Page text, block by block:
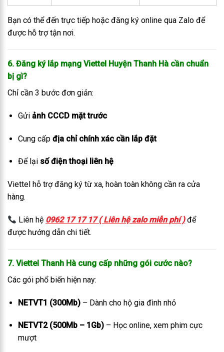
Bạn có thể đến trực tiếp hoặc đăng ký online qua Zalo để
được hỗ trợ tận nơi.
6. Đăng ký lắp mạng Viettel Huyện Thanh Hà cần chuẩn
bị gì?
Chỉ cần 3 bước đơn giản:
Gửi ảnh CCCD mặt trước
Cung cấp địa chỉ chính xác cần lắp đặt
Để lại số điện thoại liên hệ
Viettel hỗ trợ đăng ký từ xa, hoàn toàn không cần ra cửa
hàng.
Liên hệ 0962 17 17 17 ( Liên hệ zalo miễn phí ) để
được hướng dẫn chi tiết.
7. Viettel Thanh Hà cung cấp những gói cước nào?
Các gói phổ biến hiện nay:
NETVT1 (300Mb)– Dành cho hộ gia đình nhỏ
NETVT2 (500Mb – 1Gb)– Học online, xem phim cực
mượt